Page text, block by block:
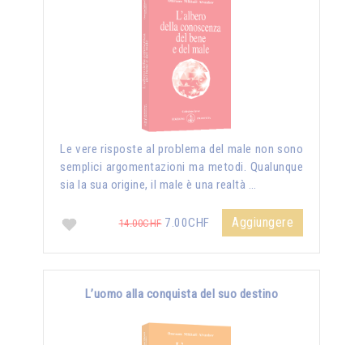
Le vere risposte al problema del male non sono
semplici argomentazioni ma metodi. Qualunque
sia la sua origine, il male è una realtà …
14.00CHF7.00CHF Aggiungere
L’uomo alla conquista del suo destino